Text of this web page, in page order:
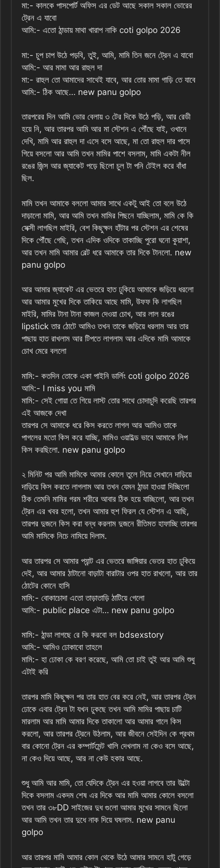
মা:- কালকে পাসপোর্ট অফিস এর ডেট আছে সকাল সকাল ভোরের
ট্রেন এ যাবো
আমি:- এতো ঠান্ডায় মাথা খারাপ নাকি coti golpo 2026
মা:- চুপ চাপ উঠে পড়বি, তুই, আমি, মামি তিন জনে ট্রেন এ যাবো
আমি:- আর মামা আর রাহুল দা
মা:- রাহুল তো আমাদের সাথেই যাবে, আর তোর মামা গাড়ি তে যাবে
আমি:- ঠিক আছে… new panu golpo
তারপরের দিন আমি ভোর বেলায় ৩ টের দিকে উঠে পড়ি, আর রেডী
হয়ে নি, আর তারপর আমি আর মা স্টেশন এ পৌঁছে যাই, ওখানে
দেখি, মামি আর রাহুল দা এসে বসে আছে, মা তো রাহুল দার পাসে
গিয়ে বসলো আর আমি তখন মামির পাশে বসলাম, মামি একটা নীল
রঙের জিন্স আর জ্যাকেট পড়ে ছিলো চুল টা পনি টেইল করে বাঁধা
ছিল.
মামি তখন আমাকে বললো আমার সাথে একটু আই তো বলে উঠে
দাড়ালো মামি, আর আমি তখন মামির পিছনে যাচ্ছিলাম, মামি কে কি
সেক্সী লাগছিল মাইরি, বেশ কিছুক্ষন হাঁটার পর স্টেশন এর শেষের
দিকে পৌঁছে গেছি, তখন এদিক ওদিকে তাকাচ্ছি পুরো ঘনো কুয়াশা,
আর তখন মামি আমার বেল্ট ধরে আমাকে তার দিকে টানলো. new
panu golpo
আর আমার জ্যাকেট এর ভেতরে হাত ঢুকিয়ে আমাকে জড়িয়ে ধরলো
আর আমার মুখের দিকে তাকিয়ে আছে মামি, উফফ কি লাগছিল
মাইরি, মামির টানা টানা কাজল দেওয়া চোখ, আর লাল রঙের
lipstick তার ঠোটে আমিও তখন তাকে জড়িয়ে ধরলাম আর তার
পাছায় হাত রাখলাম আর টিপতে লাগলাম আর এদিকে মামি আমাকে
চোখ মেরে বললো
মামি:- কতদিন তোকে একা পাইনি ডার্লিং coti golpo 2026
আমি:- I miss you মামি
মামি:- সেই গোয়া তে গিয়ে লাস্ট তোর সাথে চোদাচুদি করেছি তারপর
এই আজকে দেখা
তারপর সে আমাকে ধরে কিস করতে লাগল আর আমিও তাকে
পাগলের মতো কিস করে যাচ্ছি, মামিও ওয়াইল্ড ভাবে আমাকে লিপ
কিস করছিলো. new panu golpo
২ মিনিট পর আমি মামিকে আমার কোলে তুলে নিয়ে সেখানে দাড়িয়ে
দাড়িয়ে কিস করতে লাগলাম আর তখন যেমন ঠান্ডা হাওয়া দিচ্ছিলো
ঠিক তেমনি মামির গরম শরীরে আবার ঠিক হয়ে যাচ্ছিলো, আর তখন
ট্রেন এর খবর হলো, তখন আমার হুশ ফিরল যে স্টেশন এ আছি,
তারপর দুজনে কিস করা বন্ধ করলাম দুজনে রীতিমত হাফাচ্ছি তারপর
আমি মামিকে নিচে নামিয়ে দিলাম.
আর তারপর সে আমার প্যান্ট এর ভেতরে জাঙ্গিয়ার ভেতর হাত ঢুকিয়ে
দেই, আর আমার ঠাটানো বাড়াটা বারাটার ওপর হাত রাখলো, আর তার
ঠোটের কোনে হাসি
মামি:- বোকাচোদা এতো তাড়াতাড়ি ঠাটিয়ে গেলো
আমি:- public place এটা… new panu golpo
মামি:- ঠান্ডা লাগছে রে কি করবো বল bdsexstory
আমি:- আমিও ঢোকাবো তাহলে
মামি:- হা ঢোকা কে বরণ করেছে, আমি তো চাই তুই আর আমি শুধু
এটাই করি
তারপর মামি কিছুক্ষন পর তার হাত বের করে নেই, আর তারপর ট্রেন
ঢোকে এবার ট্রেন টা যখন ঢুকছে তখন আমি মামির পাছায় চাটি
মারলাম আর মামি আমার দিকে তাকালো আর আমার গালে কিস
করলো, আর তারপর ট্রেনে উঠলাম, আর জীবনে সেইদিন কে প্রথম
বার কোনো ট্রেন এর কম্পার্টমেন্ট খালি দেখলাম না কেও বসে আছে,
না কেও দিয়ে আছে, আর না কেউ হকার আছে.
শুধু আমি আর মামি, তো যেদিকে ট্রেন এর হওয়া লাগবে তার উল্টো
দিকে বসলাম একদম শেষ এর দিকে আর মামি আমার কোলে বসলো
তখন তার ৩৮DD সাইজের দুধ গুলো আমার মুখের সামনে ছিলো
আর আমি তখন তার দুধে নাক দিয়ে ঘষলাম. new panu
golpo
আর তারপর মামি আমার কোল থেকে উঠে আমার সামনে হাটু গেড়ে